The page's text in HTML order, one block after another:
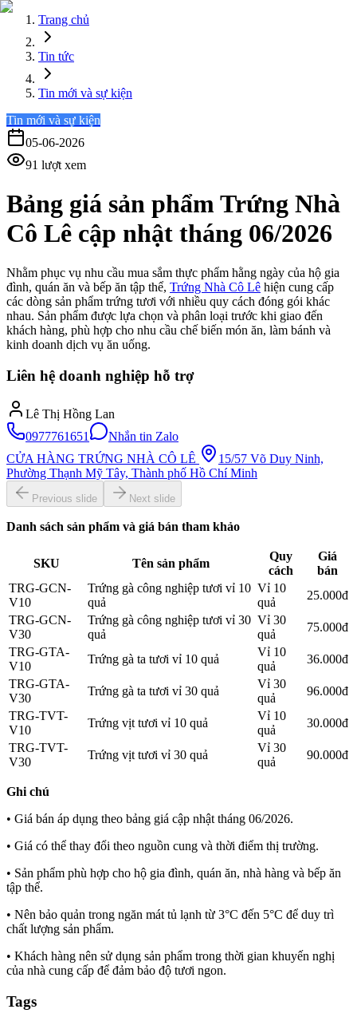
Trang chủ
Tin tức
Tin mới và sự kiện
Tin mới và sự kiện
05-06-2026
91 lượt xem
Bảng giá sản phẩm Trứng Nhà
Cô Lê cập nhật tháng 06/2026
Nhằm phục vụ nhu cầu mua sắm thực phẩm hằng ngày của hộ gia
đình, quán ăn và bếp ăn tập thể, Trứng Nhà Cô Lê hiện cung cấp
các dòng sản phẩm trứng tươi với nhiều quy cách đóng gói khác
nhau. Sản phẩm được lựa chọn và phân loại trước khi giao đến
khách hàng, phù hợp cho nhu cầu chế biến món ăn, làm bánh và
kinh doanh dịch vụ ăn uống.
Liên hệ doanh nghiệp hỗ trợ
Lê Thị Hồng Lan
0977761651
Nhắn tin Zalo
CỬA HÀNG TRỨNG NHÀ CÔ LÊ
15/57 Võ Duy Ninh,
Phường Thạnh Mỹ Tây, Thành phố Hồ Chí Minh
Previous slide Next slide
Danh sách sản phẩm và giá bán tham khảo
SKU Tên sản phẩm
Quy
cách
Giá
bán
TRG-GCN-
V10
Trứng gà công nghiệp tươi vỉ 10
quả
Vỉ 10
quả
25.000đ
TRG-GCN-
V30
Trứng gà công nghiệp tươi vỉ 30
quả
Vỉ 30
quả
75.000đ
TRG-GTA-
V10
Trứng gà ta tươi vỉ 10 quả
Vỉ 10
quả
36.000đ
TRG-GTA-
V30
Trứng gà ta tươi vỉ 30 quả
Vỉ 30
quả
96.000đ
TRG-TVT-
V10
Trứng vịt tươi vỉ 10 quả
Vỉ 10
quả
30.000đ
TRG-TVT-
V30
Trứng vịt tươi vỉ 30 quả
Vỉ 30
quả
90.000đ
Ghi chú
• Giá bán áp dụng theo bảng giá cập nhật tháng 06/2026.
• Giá có thể thay đổi theo nguồn cung và thời điểm thị trường.
• Sản phẩm phù hợp cho hộ gia đình, quán ăn, nhà hàng và bếp ăn
tập thể.
• Nên bảo quản trong ngăn mát tủ lạnh từ 3°C đến 5°C để duy trì
chất lượng sản phẩm.
• Khách hàng nên sử dụng sản phẩm trong thời gian khuyến nghị
của nhà cung cấp để đảm bảo độ tươi ngon.
Tags